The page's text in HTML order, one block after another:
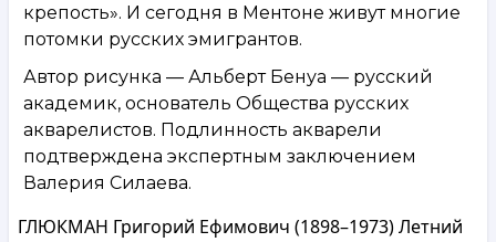
крепость». И сегодня в Ментоне живут многие
потомки русских эмигрантов.
Автор рисунка — Альберт Бенуа — русский
академик, основатель Общества русских
акварелистов. Подлинность акварели
подтверждена экспертным заключением
Валерия Силаева.
ГЛЮКМАН Григорий Ефимович (1898–1973) Летний